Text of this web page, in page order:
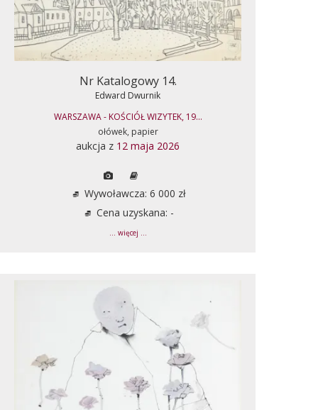
Nr Katalogowy 14.
Edward Dwurnik
WARSZAWA - KOŚCIÓŁ WIZYTEK, 19...
ołówek, papier
aukcja z 12 maja 2026
Wywoławcza: 6 000 zł
Cena uzyskana: -
... więcej ...